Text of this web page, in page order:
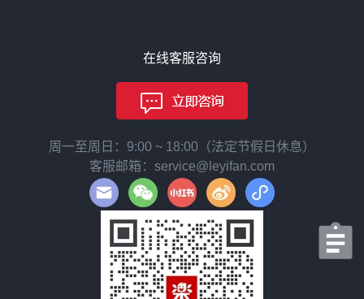
在线客服咨询
周一至周日：9:00 ~ 18:00（法定节假日休息）
客服邮箱：service@leyifan.com